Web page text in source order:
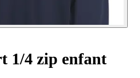
1/4 zip enfant